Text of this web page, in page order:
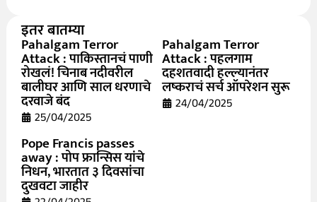
इतर बातम्या
Pahalgam Terror
Attack : पाकिस्तानचं पाणी
रोखलं! चिनाब नदीवरील
बालीघर आणि साल धरणाचे
दरवाजे बंद
25/04/2025
Pahalgam Terror
Attack : पहलगाम
दहशतवादी हल्ल्यानंतर
लष्कराचं सर्च ऑपरेशन सुरू
24/04/2025
Pope Francis passes
away : पोप फ्रान्सिस यांचे
निधन, भारतात ३ दिवसांचा
दुखवटा जाहीर